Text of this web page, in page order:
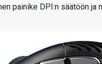
painike DPI:n säätöön